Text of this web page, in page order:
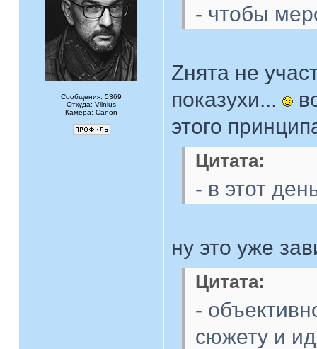
Сообщения: 5369
Откуда: Vilnius
Камера: Canon
- чтобы
Zнята не
показухи...
этого
Цитата:
- в этот
ну это уже
Цитата:
-
сюжету и